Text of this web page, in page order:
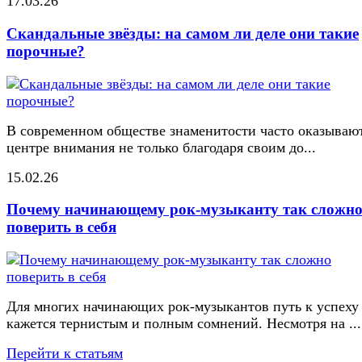
Скандальные звёзды: на самом ли деле они такие
порочные?
В современном обществе знаменитости часто
центре внимания не только благодаря своим до...
15.02.26
Почему начинающему рок-музыканту так сложно
поверить в себя
Для многих начинающих рок-музыкантов путь к успеху
кажется тернистым и полным сомнений. Несмотря на ...
Перейти к статьям